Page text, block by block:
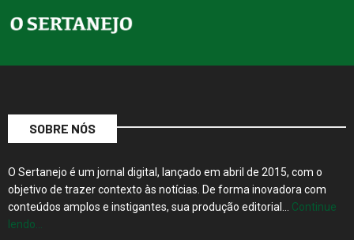
SOBRE NÓS
O Sertanejo é um jornal digital, lançado em abril de 2015, com o
objetivo de trazer contexto às notícias. De forma inovadora com
conteúdos amplos e instigantes, sua produção editorial… Continue
lendo…